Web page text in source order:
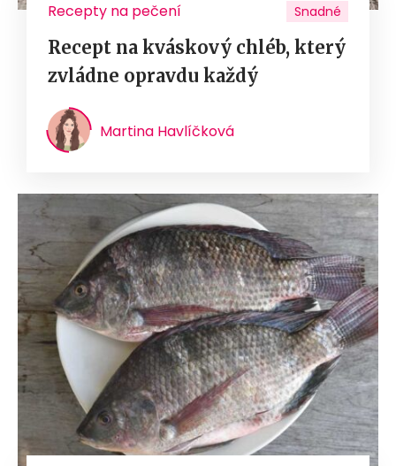
Recepty na pečení Snadné
Recept na kváskový chléb, který
zvládne opravdu každý
Martina Havlíčková